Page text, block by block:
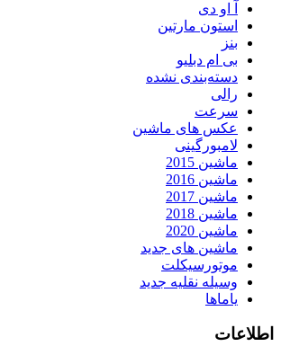
آ او دی
استون مارتین
بنز
بی ام دبلیو
دسته‌بندی نشده
رالی
سرعت
عکس های ماشین
لامبورگینی
ماشین 2015
ماشین 2016
ماشین 2017
ماشین 2018
ماشین 2020
ماشین های جدید
موتورسیکلت
وسیله نقلیه جدید
یاماها
اطلاعات